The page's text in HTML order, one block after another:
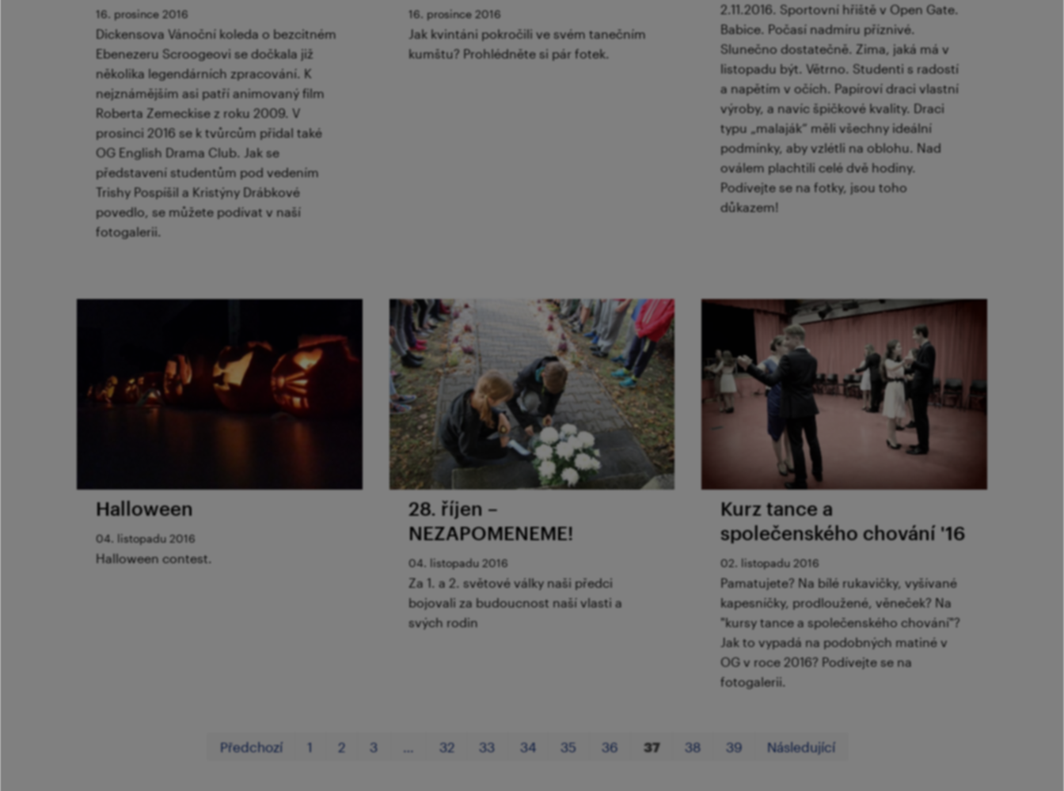
16. prosince 2016
Dickensova Vánoční koleda o bezcitném
Ebenezeru Scroogeovi se dočkala již
několika legendárních zpracování. K
nejznámějším asi patří animovaný film
Roberta Zemeckise z roku 2009. V
prosinci 2016 se k tvůrcům přidal také
OG English Drama Club. Jak se
představení studentům pod vedením
Trishy Pospíšil a Kristýny Drábkové
povedlo, se můžete podívat v naší
fotogalerii.
16. prosince 2016
Jak kvintáni pokročili ve svém tanečním
kumštu? Prohlédněte si pár fotek.
2.11.2016. Sportovní hřiště v Open Gate.
Babice. Počasí nadmíru příznivé.
Slunečno dostatečně. Zima, jaká má v
listopadu být. Větrno. Studenti s radostí
a napětím v očích. Papíroví draci vlastní
výroby, a navíc špičkové kvality. Draci
typu „malaják“ měli všechny ideální
podmínky, aby vzlétli na oblohu. Nad
oválem plachtili celé dvě hodiny.
Podívejte se na fotky, jsou toho
důkazem!
Halloween
04. listopadu 2016
Halloween contest.
28. říjen –
NEZAPOMENEME!
04. listopadu 2016
Za 1. a 2. světové války naši předci
bojovali za budoucnost naší vlasti a
svých rodin
Kurz tance a
společenského chování '16
02. listopadu 2016
Pamatujete? Na bílé rukavičky, vyšívané
kapesníčky, prodloužené, věneček? Na
"kursy tance a společenského chování"?
Jak to vypadá na podobných matiné v
OG v roce 2016? Podívejte se na
fotogalerii.
Předchozí 1 2 3 32 33 34 35 36 37 38 39 Následující